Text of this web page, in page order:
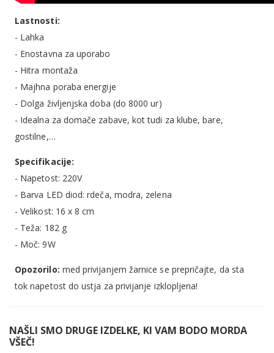
Lastnosti:
- Lahka
- Enostavna za uporabo
- Hitra montaža
- Majhna poraba energije
- Dolga življenjska doba (do 8000 ur)
- Idealna za domače zabave, kot tudi za klube, bare,
gostilne,…
Specifikacije:
- Napetost: 220V
- Barva LED diod: rdeča, modra, zelena
- Velikost: 16 x 8 cm
- Teža: 182 g
- Moč: 9W
Opozorilo: med privijanjem žarnice se prepričajte, da sta
tok napetost do ustja za privijanje izklopljena!
NAŠLI SMO DRUGE IZDELKE, KI VAM BODO MORDA
VŠEČ!